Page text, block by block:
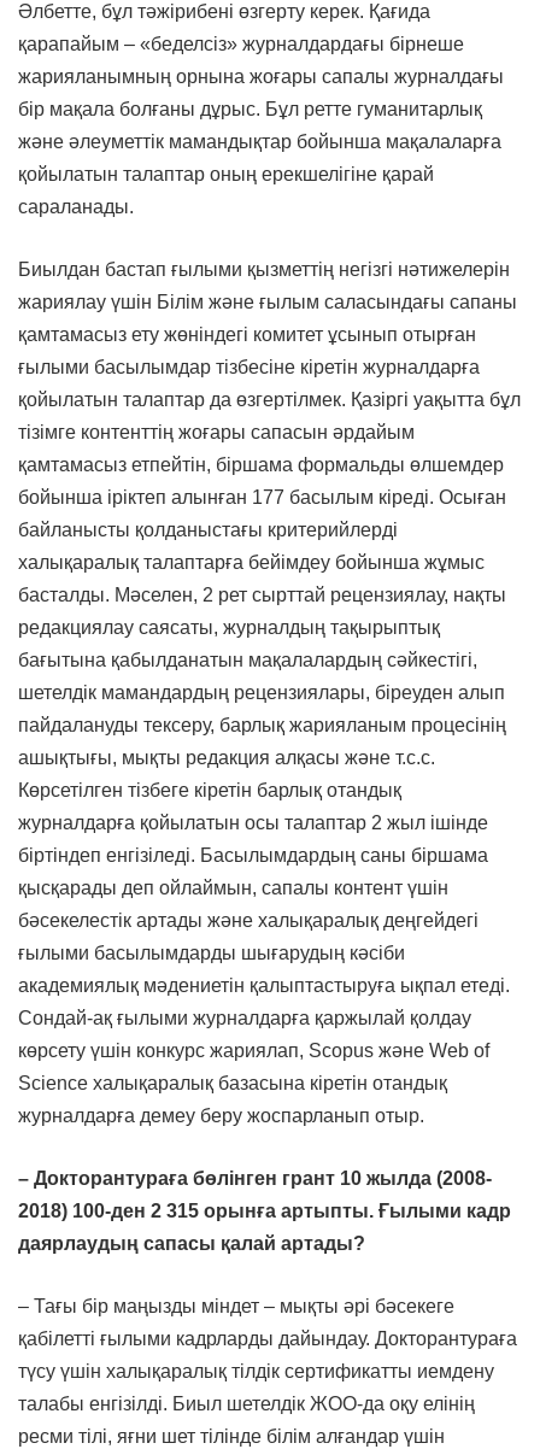
Әлбетте, бұл тәжірибені өзгерту керек. Қағида
қарапайым – «беделсіз» журналдардағы бірнеше
жарияланымның орнына жоғары сапалы журналдағы
бір мақала болғаны дұрыс. Бұл ретте гуманитарлық
және әлеуметтік мамандықтар бойынша мақалаларға
қойылатын талаптар оның ерекшелігіне қарай
сараланады.
Биылдан бастап ғылыми қызметтің негізгі нәтижелерін
жариялау үшін Білім және ғылым саласындағы сапаны
қамтамасыз ету жөніндегі комитет ұсынып отырған
ғылыми басылымдар тізбесіне кіретін журналдарға
қойылатын талаптар да өзгертілмек. Қазіргі уақытта бұл
тізімге контенттің жоғары сапасын әрдайым
қамтамасыз етпейтін, біршама формальды өлшемдер
бойынша іріктеп алынған 177 басылым кіреді. Осыған
байланысты қолданыстағы критерийлерді
халықаралық талаптарға бейімдеу бойынша жұмыс
басталды. Мәселен, 2 рет сырттай рецензиялау, нақты
редакциялау саясаты, журналдың тақырыптық
бағытына қабылданатын мақалалардың сәйкестігі,
шетелдік мамандардың рецензиялары, біреуден алып
пайдалануды тексеру, барлық жарияланым процесінің
ашықтығы, мықты редакция алқасы және т.с.с.
Көрсетілген тізбеге кіретін барлық отандық
журналдарға қойылатын осы талаптар 2 жыл ішінде
біртіндеп енгізіледі. Басылымдардың саны біршама
қысқарады деп ойлаймын, сапалы контент үшін
бәсекелестік артады және халықаралық деңгейдегі
ғылыми басылымдарды шығарудың кәсіби
академиялық мәдениетін қалыптастыруға ықпал етеді.
Сондай-ақ ғылыми журналдарға қаржылай қолдау
көрсету үшін конкурс жариялап, Scopus және Web of
Science халықаралық базасына кіретін отандық
журналдарға демеу беру жоспарланып отыр.
– Докторантураға бөлінген грант 10 жылда (2008-
2018) 100-ден 2 315 орынға артыпты. Ғылыми кадр
даярлаудың сапасы қалай артады?
– Тағы бір маңызды міндет – мықты әрі бәсекеге
қабілетті ғылыми кадрларды дайындау. Докторантураға
түсу үшін халықаралық тілдік сертификатты иемдену
талабы енгізілді. Биыл шетелдік ЖОО-да оқу елінің
ресми тілі, яғни шет тілінде білім алғандар үшін